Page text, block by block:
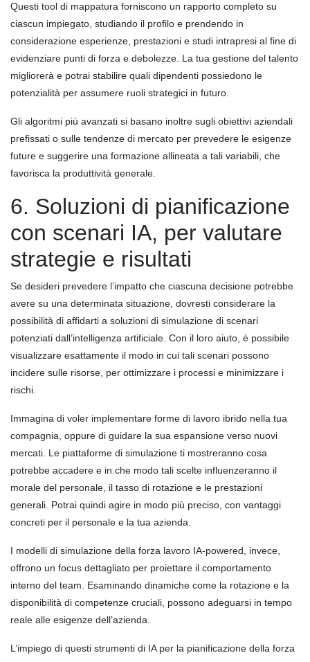
Questi tool di mappatura forniscono un rapporto completo su
ciascun impiegato, studiando il profilo e prendendo in
considerazione esperienze, prestazioni e studi intrapresi al fine di
evidenziare punti di forza e debolezze. La tua gestione del talento
migliorerà e potrai stabilire quali dipendenti possiedono le
potenzialità per assumere ruoli strategici in futuro.
Gli algoritmi più avanzati si basano inoltre sugli obiettivi aziendali
prefissati o sulle tendenze di mercato per prevedere le esigenze
future e suggerire una formazione allineata a tali variabili, che
favorisca la produttività generale.
6. Soluzioni di pianificazione
con scenari IA, per valutare
strategie e risultati
Se desideri prevedere l’impatto che ciascuna decisione potrebbe
avere su una determinata situazione, dovresti considerare la
possibilità di affidarti a soluzioni di simulazione di scenari
potenziati dall’intelligenza artificiale. Con il loro aiuto, è possibile
visualizzare esattamente il modo in cui tali scenari possono
incidere sulle risorse, per ottimizzare i processi e minimizzare i
rischi.
Immagina di voler implementare forme di lavoro ibrido nella tua
compagnia, oppure di guidare la sua espansione verso nuovi
mercati. Le piattaforme di simulazione ti mostreranno cosa
potrebbe accadere e in che modo tali scelte influenzeranno il
morale del personale, il tasso di rotazione e le prestazioni
generali. Potrai quindi agire in modo più preciso, con vantaggi
concreti per il personale e la tua azienda.
I modelli di simulazione della forza lavoro IA-powered, invece,
offrono un focus dettagliato per proiettare il comportamento
interno del team. Esaminando dinamiche come la rotazione e la
disponibilità di competenze cruciali, possono adeguarsi in tempo
reale alle esigenze dell’azienda.
L’impiego di questi strumenti di IA per la pianificazione della forza